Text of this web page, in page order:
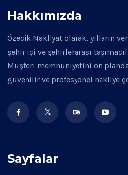
Hakkımızda
Özecik Nakliyat olarak, yılların
şehir içi ve şehirlerarası
Müşteri memnuniyetini ön
güvenilir ve profesyonel nakliye
Sayfalar